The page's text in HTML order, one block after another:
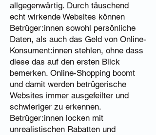
allgegenwärtig. Durch täuschend
echt wirkende Websites können
Betrüger:innen sowohl persönliche
Daten, als auch das Geld von Online-
Konsument:innen stehlen, ohne dass
diese das auf den ersten Blick
bemerken. Online-Shopping boomt
und damit werden betrügerische
Websites immer ausgefeilter und
schwieriger zu erkennen.
Betrüger:innen locken mit
unrealistischen Rabatten und